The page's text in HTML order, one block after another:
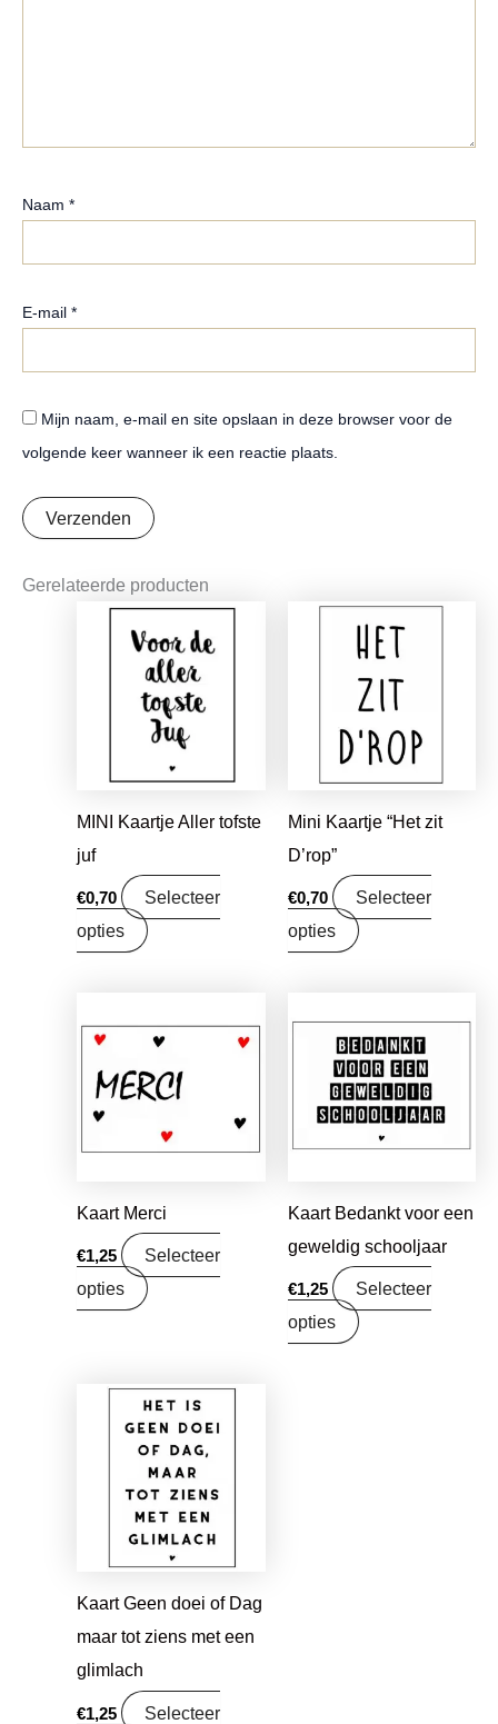
Naam *
E-mail *
Mijn naam, e-mail en site opslaan in deze browser voor de
volgende keer wanneer ik een reactie plaats.
Gerelateerde producten
MINI Kaartje Aller tofste
juf
€0,70
Selecteer
opties
Mini Kaartje “Het zit
D’rop”
€0,70
Selecteer
opties
Kaart Merci
€1,25
Selecteer
opties
Kaart Bedankt voor een
geweldig schooljaar
€1,25
Selecteer
opties
Kaart Geen doei of Dag
maar tot ziens met een
glimlach
€1,25
Selecteer